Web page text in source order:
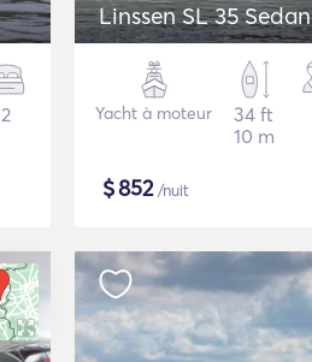
2
Linssen SL 35 Sedan
Yacht à moteur
34 ft
10 m
$852/nuit